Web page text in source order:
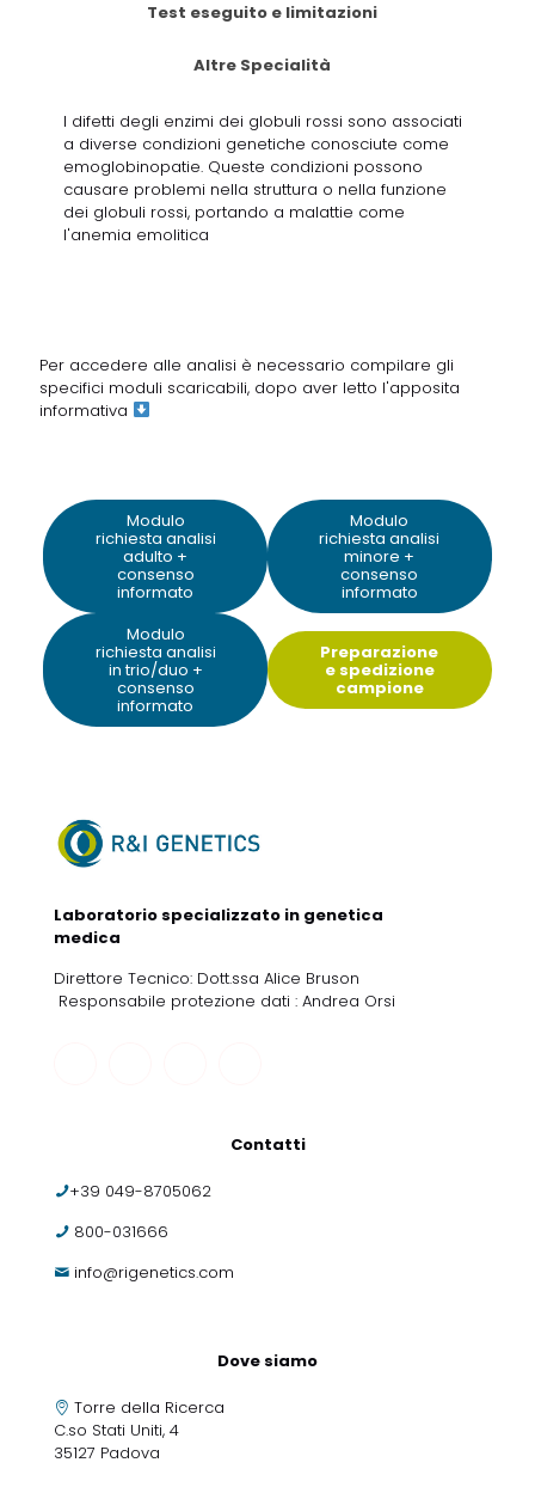
Test eseguito e limitazioni
Altre Specialità
I difetti degli enzimi dei globuli rossi sono associati
a diverse condizioni genetiche conosciute come
emoglobinopatie. Queste condizioni possono
causare problemi nella struttura o nella funzione
dei globuli rossi, portando a malattie come
l'anemia emolitica
Per accedere alle analisi è necessario compilare gli
specifici moduli scaricabili, dopo aver letto l'apposita
informativa
Modulo
richiesta analisi
adulto +
consenso
informato
Modulo
richiesta analisi
minore +
consenso
informato
Modulo
richiesta analisi
in trio/duo +
consenso
informato
Preparazione
e spedizione
campione
Laboratorio specializzato in genetica
medica
Direttore Tecnico: Dott.ssa Alice Bruson
Responsabile protezione dati : Andrea Orsi
Contatti
+39 049-8705062
800-031666
info@rigenetics.com
Dove siamo
Torre della Ricerca
C.so Stati Uniti, 4
35127 Padova